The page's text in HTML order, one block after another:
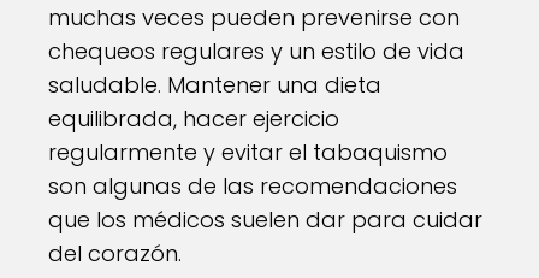
muchas veces pueden prevenirse con
chequeos regulares y un estilo de vida
saludable. Mantener una dieta
equilibrada, hacer ejercicio
regularmente y evitar el tabaquismo
son algunas de las recomendaciones
que los médicos suelen dar para cuidar
del corazón.